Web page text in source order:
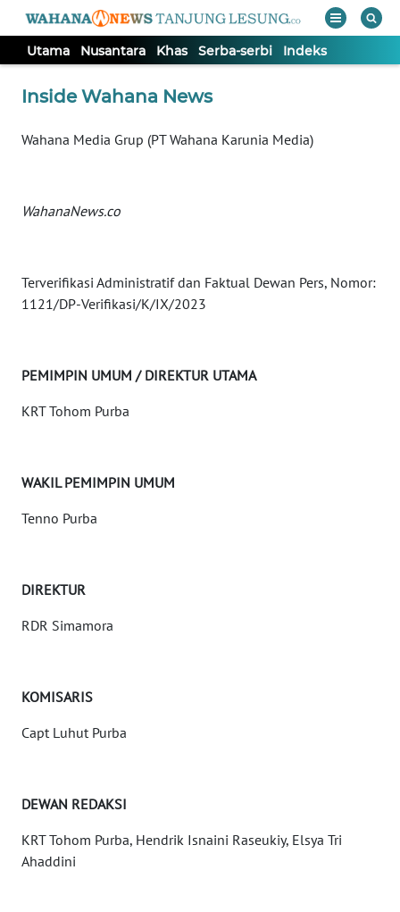
Utama Nusantara Khas Serba-serbi Indeks
Inside Wahana News
Wahana Media Grup (PT Wahana Karunia Media)
WahanaNews.co
Terverifikasi Administratif dan Faktual Dewan Pers, Nomor:
1121/DP-Verifikasi/K/IX/2023
PEMIMPIN UMUM / DIREKTUR UTAMA
KRT Tohom Purba
WAKIL PEMIMPIN UMUM
Tenno Purba
DIREKTUR
RDR Simamora
KOMISARIS
Capt Luhut Purba
DEWAN REDAKSI
KRT Tohom Purba, Hendrik Isnaini Raseukiy, Elsya Tri
Ahaddini
TV
Tutup
NUSANTARA
SERBA-
Informasi
INDEKS
KONTAK
KAMI
MEDIA
KARIR
DISCLAIMER